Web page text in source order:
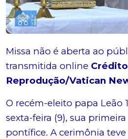
Missa não é aberta ao
transmitida online
Reprodução/Vatican
O recém-eleito papa Leão
sexta-feira (9), sua
pontífice. A cerimônia